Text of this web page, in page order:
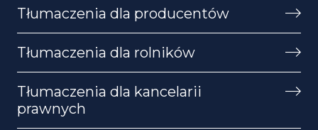
Tłumaczenia dla producentów
Tłumaczenia dla rolników
Tłumaczenia dla kancelarii
prawnych